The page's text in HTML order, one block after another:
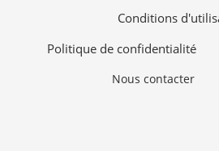
Conditions
Politique de confidentialité
Nous contacter